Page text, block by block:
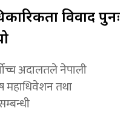
विवाद पुनः
अदालतले नेपाली
महाधिवेशन तथा